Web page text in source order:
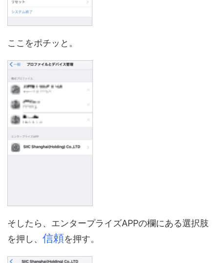
ここをポチッと。
そしたら、 エンタープライズAPPの欄にある選択肢
を押し、 信頼を押す。